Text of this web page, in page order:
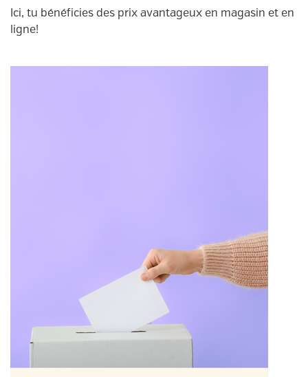
Ici, tu bénéficies des prix avantageux en magasin et en
ligne!